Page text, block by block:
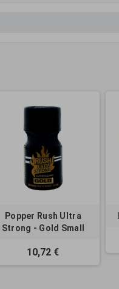
Popper Rush Ultra
Strong - Gold Small
10,72 €